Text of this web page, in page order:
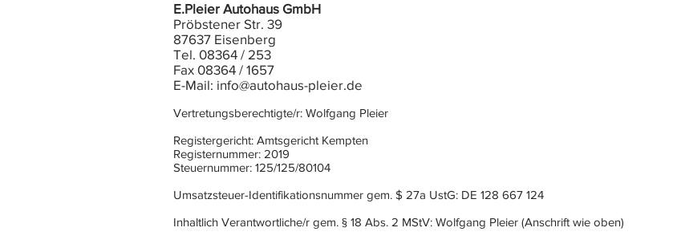
E.Pleier Autohaus GmbH
Pröbstener Str. 39
87637 Eisenberg
Tel. 08364 / 253
Fax 08364 / 1657
E-Mail: info@autohaus-pleier.de
Vertretungsberechtigte/r: Wolfgang Pleier
Registergericht: Amtsgericht Kempten
Registernummer: 2019
Steuernummer: 125/125/80104
Umsatzsteuer-Identifikationsnummer gem. $ 27a UstG: DE 128 667 124
Inhaltlich Verantwortliche/r gem. § 18 Abs. 2 MStV: Wolfgang Pleier (Anschrift wie oben)